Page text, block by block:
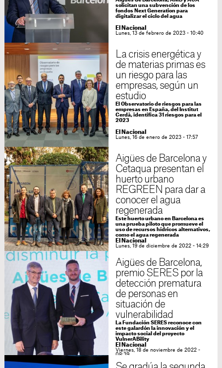
solicitan una subvención de los
fondos Next Generation para
digitalizar el ciclo del agua
El Nacional
Lunes, 13 de febrero de 2023 - 10:40
La crisis energética y
de materias primas es
un riesgo para las
empresas, según un
estudio
El Observatorio de riesgos para las
empresas en España, del Institut
Cerdà, identifica 31 riesgos para el
2023
El Nacional
Lunes, 16 de enero de 2023 - 17:57
Aigües de Barcelona y
Cetaqua presentan el
huerto urbano
REGREEN para dar a
conocer el agua
regenerada
Este huerto urbano en Barcelona es
una prueba piloto que promueve el
uso de recursos hídricos alternativos,
como el agua regenerada
El Nacional
Lunes, 19 de diciembre de 2022 - 14:29
Aigües de Barcelona,
premio SERES por la
detección prematura
de personas en
situación de
vulnerabilidad
La Fundación SERES reconoce con
este galardón la innovación y el
impacto social del proyecto
VulnerABility
El Nacional
Viernes, 18 de noviembre de 2022 -
08:39